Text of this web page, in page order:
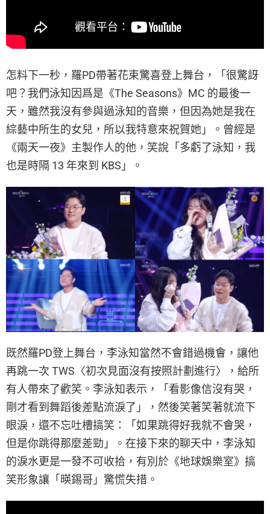
怎料下一秒，羅PD帶著花束驚喜登上舞台，「很驚訝
吧？我們泳知因爲是《The Seasons》MC 的最後一
天，雖然我沒有參與過泳知的音樂，但因為她是我在
綜藝中所生的女兒，所以我特意來祝賀她」。曾經是
《兩天一夜》主製作人的他，笑說「多虧了泳知，我
也是時隔 13 年來到 KBS」。
既然羅PD登上舞台，李泳知當然不會錯過機會，讓他
再跳一次 TWS〈初次見面沒有按照計劃進行〉，給所
有人帶來了歡笑。李泳知表示，「看影像信沒有哭，
剛才看到舞蹈後差點流淚了」，然後笑著笑著就流下
眼淚，還不忘吐槽搞笑：「如果跳得好我就不會哭，
但是你跳得那麼差勁」。在接下來的聊天中，李泳知
的淚水更是一發不可收拾，有別於《地球娛樂室》搞
笑形象讓「暎錫哥」驚慌失措。